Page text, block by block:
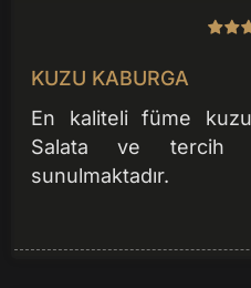
KUZU KABURGA
En kaliteli füme
Salata ve tercih
sunulmaktadır.